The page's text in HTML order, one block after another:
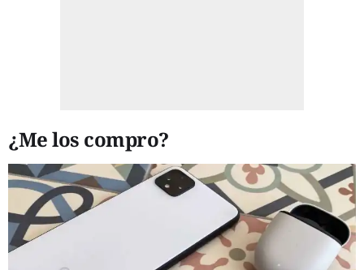
¿Me los compro?